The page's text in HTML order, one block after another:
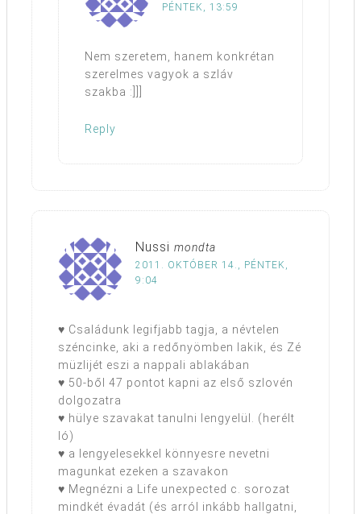
PÉNTEK, 13:59
Nem szeretem, hanem konkrétan
szerelmes vagyok a szláv
szakba :]]]
Reply
Nussi mondta
2011. OKTÓBER 14., PÉNTEK,
9:04
♥ Családunk legifjabb tagja, a névtelen
széncinke, aki a redőnyömben lakik, és Zé
müzlijét eszi a nappali ablakában
♥ 50-ből 47 pontot kapni az első szlovén
dolgozatra
♥ hülye szavakat tanulni lengyelül. (herélt
ló)
♥ a lengyelesekkel könnyesre nevetni
magunkat ezeken a szavakon
♥ Megnézni a Life unexpected c. sorozat
mindkét évadát (és arról inkább hallgatni,